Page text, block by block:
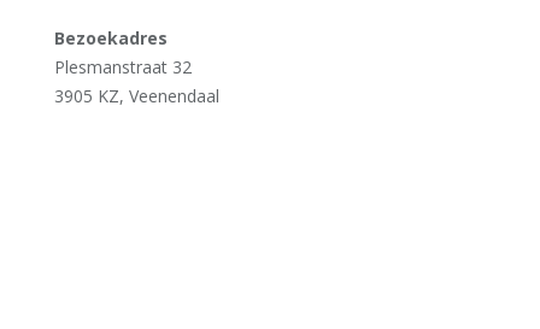
Bezoekadres
Plesmanstraat 32
3905 KZ, Veenendaal